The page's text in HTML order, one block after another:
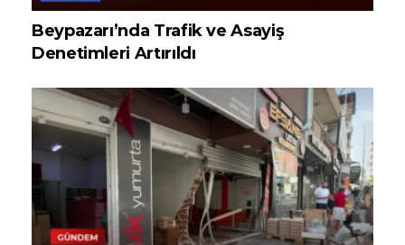
Beypazarı’nda Trafik ve Asayiş
Denetimleri Artırıldı